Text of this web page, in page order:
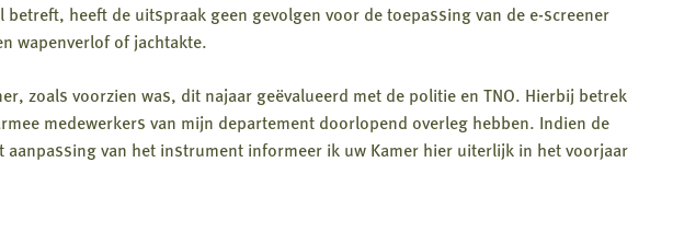
heeft de uitspraak geen gevolgen voor de toepassing van de e-screener
wapenverlof of jachtakte.
zoals voorzien was, dit najaar geëvalueerd met de politie en TNO. Hierbij betrek
medewerkers van mijn departement doorlopend overleg hebben. Indien de
aanpassing van het instrument informeer ik uw Kamer hier uiterlijk in het voorjaar